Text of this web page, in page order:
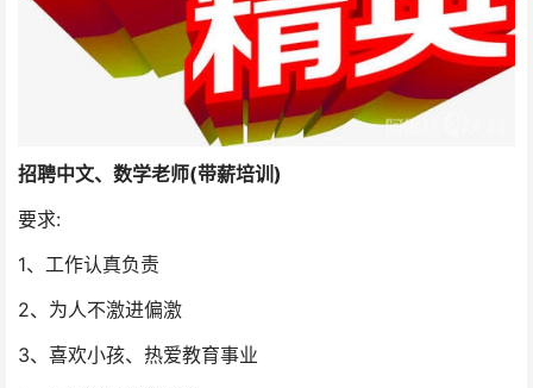
招聘中文、数学老师(带薪培训)
要求:
1、工作认真负责
2、为人不激进偏激
3、喜欢小孩、热爱教育事业